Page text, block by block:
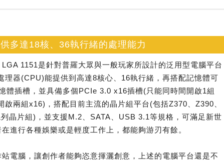
多達18核、36執行緒的處理能力
1151是針對普羅大眾與一般玩家所設計的泛用型電腦平台
理器(CPU)能提供到高達8核心、16執行緒，再搭配記憶體可
體插槽，並具備多個PCIe 3.0 x16插槽(只能同時間開啟1組
兩組x16)，搭配目前主流的晶片組平台(包括Z370、Z390、
晶片組)，並支援M.2、SATA、USB 3.1等規格，可滿足新世
進行各種娛樂或是輕度工作上，都能夠游刃有餘。
電腦，讓創作者能夠恣意揮灑創意，上述的電腦平台還是不